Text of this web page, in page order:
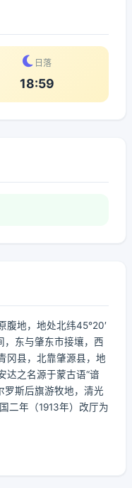
日落
18:59
腹地，地处北纬45°20′
，东与肇东市接壤，西
冈县，北靠肇源县，地
达之名源于蒙古语“谙
罗斯后旗游牧地，清光
二年（1913年）改厅为